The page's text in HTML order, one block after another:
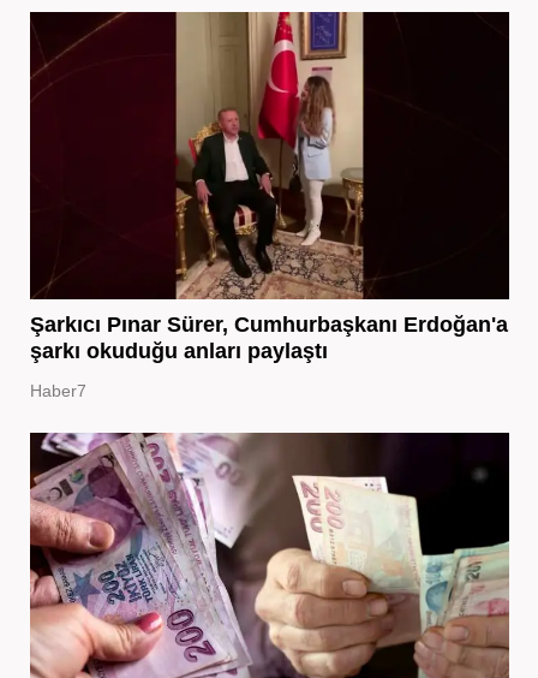
Şarkıcı Pınar Sürer, Cumhurbaşkanı Erdoğan'a
şarkı okuduğu anları paylaştı
Haber7